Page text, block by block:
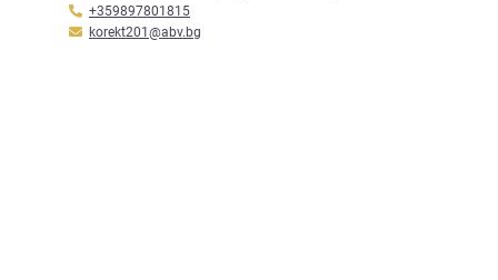
+359897801815
korekt201@abv.bg